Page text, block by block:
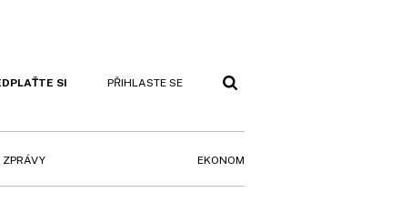
SI PŘIHLASTE SE
ZPRÁVY EKONOM